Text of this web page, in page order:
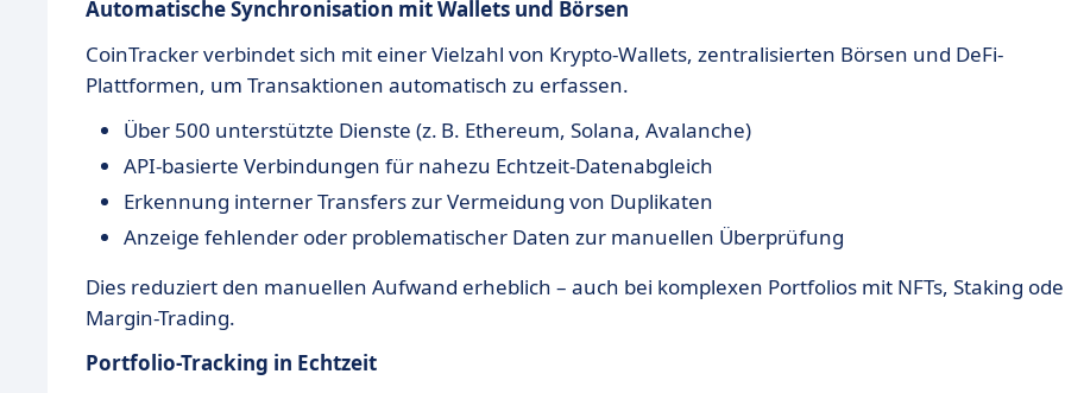
Automatische Synchronisation mit Wallets und Börsen
CoinTracker verbindet sich mit einer Vielzahl von Krypto-Wallets, zentralisierten Börsen und DeFi-
Plattformen, um Transaktionen automatisch zu erfassen.
Über 500 unterstützte Dienste (z. B. Ethereum, Solana, Avalanche)
API-basierte Verbindungen für nahezu Echtzeit-Datenabgleich
Erkennung interner Transfers zur Vermeidung von Duplikaten
Anzeige fehlender oder problematischer Daten zur manuellen Überprüfung
Dies reduziert den manuellen Aufwand erheblich – auch bei komplexen Portfolios mit NFTs, Staking
Margin-Trading.
Portfolio-Tracking in Echtzeit